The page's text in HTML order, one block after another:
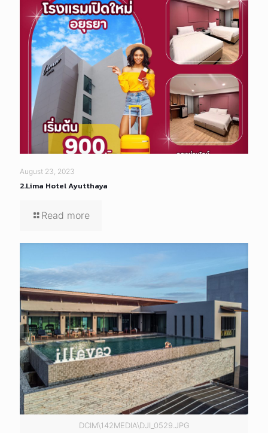
August 23, 2023
2.Lima Hotel Ayutthaya
Read more
DCIM\142MEDIA\DJI_0529.JPG